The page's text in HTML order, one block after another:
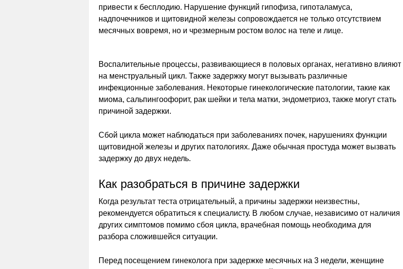
привести к бесплодию. Нарушение функций гипофиза, гипоталамуса,
надпочечников и щитовидной железы сопровождается не только отсутствием
месячных вовремя, но и чрезмерным ростом волос на теле и лице.
Воспалительные процессы, развивающиеся в половых органах, негативно влияют
на менструальный цикл. Также задержку могут вызывать различные
инфекционные заболевания. Некоторые гинекологические патологии, такие как
миома, сальпингоофорит, рак шейки и тела матки, эндометриоз, также могут стать
причиной задержки.
Сбой цикла может наблюдаться при заболеваниях почек, нарушениях функции
щитовидной железы и других патологиях. Даже обычная простуда может вызвать
задержку до двух недель.
Как разобраться в причине задержки
Когда результат теста отрицательный, а причины задержки неизвестны,
рекомендуется обратиться к специалисту. В любом случае, независимо от наличия
других симптомов помимо сбоя цикла, врачебная помощь необходима для
разбора сложившейся ситуации.
Перед посещением гинеколога при задержке месячных на 3 недели, женщине